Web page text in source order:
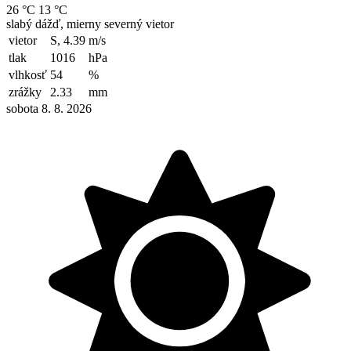
26 °C 13 °C
slabý dážď, mierny severný vietor
vietor
S, 4.39 m/s
tlak
1016
hPa
vlhkosť 54
%
zrážky
2.33
mm
sobota 8. 8. 2026